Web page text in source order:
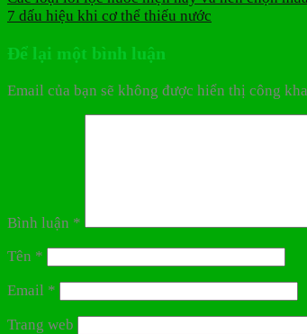
7 dấu hiệu khi cơ thể thiếu nước
Để lại một bình luận
Email của bạn sẽ không được hiển thị công
Bình luận *
Tên *
Email *
Trang web